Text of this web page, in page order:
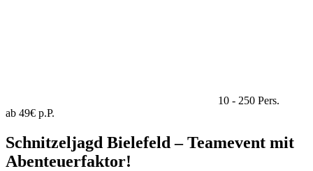
10 - 250 Pers.
ab 49€ p.P.
Schnitzeljagd Bielefeld – Teamevent mit
Abenteuerfaktor!